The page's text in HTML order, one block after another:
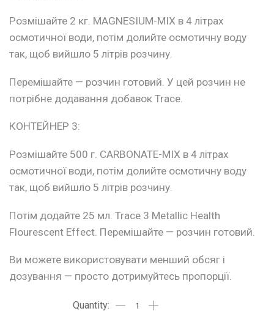
Розмішайте 2 кг. MAGNESIUM-MIX в 4 літрах
осмотичної води, потім долийте осмотичну воду
так, щоб вийшло 5 літрів розчину.
Перемішайте — розчин готовий. У цей розчин не
потрібне додавання добавок Trace.
КОНТЕЙНЕР 3:
Розмішайте 500 г. CARBONATE-MIX в 4 літрах
осмотичної води, потім долийте осмотичну воду
так, щоб вийшло 5 літрів розчину.
Потім додайте 25 мл. Trace 3 Metallic Health
Flourescent Effect. Перемішайте — розчин готовий.
Ви можете використовувати менший обсяг і
дозування — просто дотримуйтесь пропорції.